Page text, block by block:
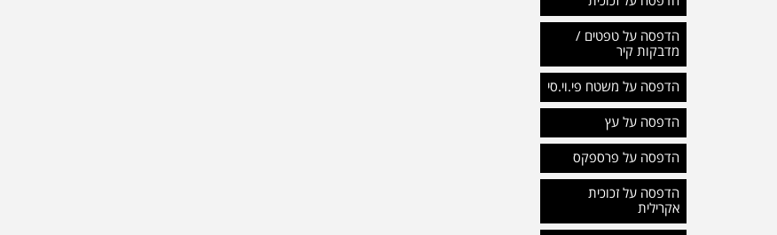
הדפסה על טפטים /
מדבקות קיר
הדפסה על משטח פי.וי.סי
הדפסה על עץ
הדפסה על פרספקס
הדפסה על זכוכית
אקרילית